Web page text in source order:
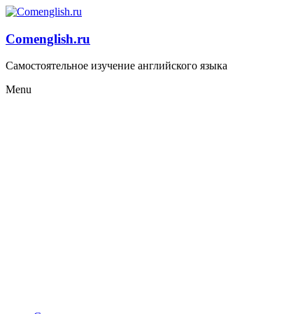
Comenglish.ru
Самостоятельное изучение английского языка
Menu